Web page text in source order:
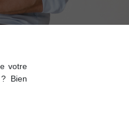
votre
Bien